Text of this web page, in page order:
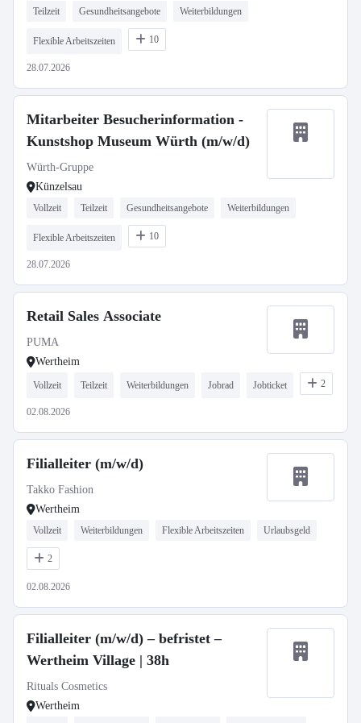
Teilzeit Gesundheitsangebote Weiterbildungen
Flexible Arbeitszeiten 10
28.07.2026
Mitarbeiter Besucherinformation -
Kunstshop Museum Würth (m/w/d)
Würth-Gruppe
Künzelsau
Vollzeit Teilzeit Gesundheitsangebote Weiterbildungen
Flexible Arbeitszeiten 10
28.07.2026
Retail Sales Associate
PUMA
Wertheim
Vollzeit Teilzeit Weiterbildungen Jobrad Jobticket 2
02.08.2026
Filialleiter (m/w/d)
Takko Fashion
Wertheim
Vollzeit Weiterbildungen Flexible Arbeitszeiten Urlaubsgeld
2
02.08.2026
Filialleiter (m/w/d) – befristet –
Wertheim Village | 38h
Rituals Cosmetics
Wertheim